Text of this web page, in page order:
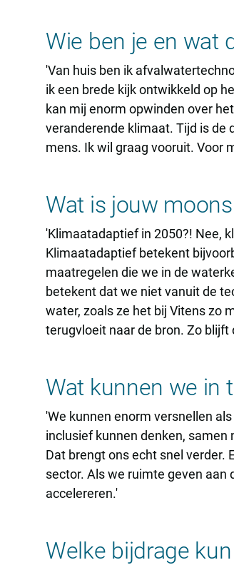
Wie ben je en wat
'Van huis ben ik
ik een brede kijk ontwikkeld op
kan mij enorm opwinden over
veranderende klimaat. Tijd is de
mens. Ik wil graag vooruit. Voor
Wat is jouw
'Klimaatadaptief in 2050?! Nee,
Klimaatadaptief betekent
maatregelen die we in de
betekent dat we niet vanuit de
water, zoals ze het bij Vitens zo
terugvloeit naar de bron. Zo
Wat kunnen we in
'We kunnen enorm versnellen
inclusief kunnen denken,
Dat brengt ons echt snel verder.
sector. Als we ruimte geven
accelereren.'
Welke bijdrage